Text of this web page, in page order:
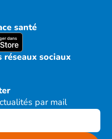
santé
réseaux sociaux
par mail